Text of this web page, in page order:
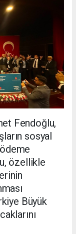
Fendoğlu,
sosyal
özellikle
Büyük